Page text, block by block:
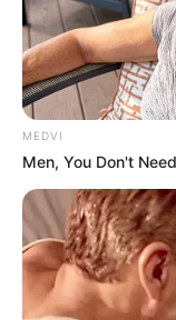
ราศีมีน ( 16 มี.ค.
แต้มบุญเริ่มทำงา
อาชีพ ทำให้ชีวิตเ
Graphic โดย
เนื้อหาอื่นๆ ที่เกี่ย
29 พ.ย. ! เช็ก ดว
แอป MTHAI ที่เดี
MEDVI
Men, You Don't